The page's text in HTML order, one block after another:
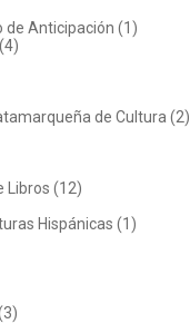
de Anticipación (1)
de Cultura (2)
Libros (12)
Hispánicas (1)